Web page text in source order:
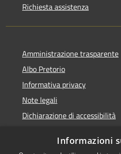
Richiesta assistenza
Amministrazione trasparente
Albo Pretorio
Informativa privacy
Note legali
Dichiarazione di accessibilità
Informazioni